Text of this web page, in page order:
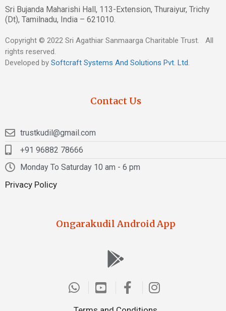
Sri Bujanda Maharishi Hall, 113-Extension, Thuraiyur, Trichy
(Dt), Tamilnadu, India – 621010.
Copyright © 2022 Sri Agathiar Sanmaarga Charitable Trust. All
rights reserved.
Developed by Softcraft Systems And Solutions Pvt. Ltd.
Contact Us
trustkudil@gmail.com
+91 96882 78666
Monday To Saturday 10 am - 6 pm
Privacy Policy
Ongarakudil Android App